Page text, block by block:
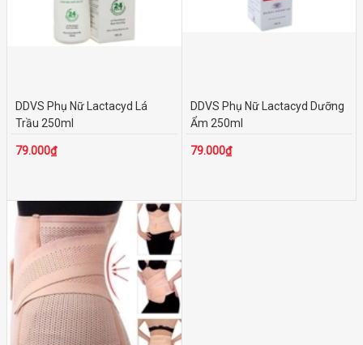
DDVS Phụ Nữ Lactacyd Lá
Trầu 250ml
79.000₫
DDVS Phụ Nữ Lactacyd Dưỡng
Ẩm 250ml
79.000₫